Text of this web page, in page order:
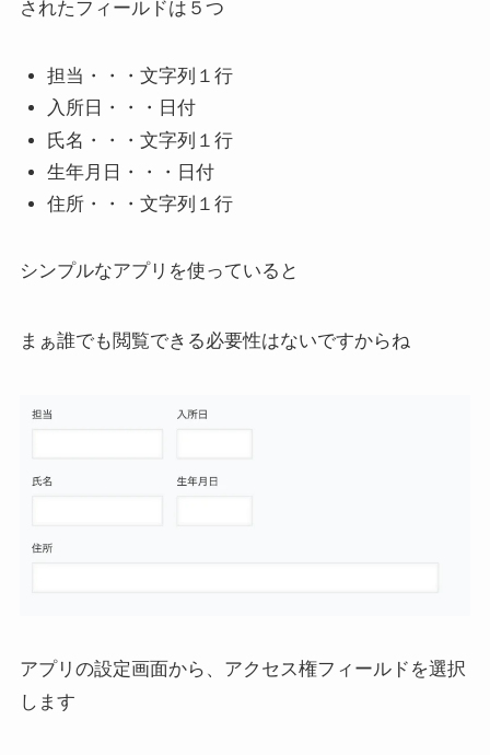
されたフィールドは５つ
担当・・・文字列１行
入所日・・・日付
氏名・・・文字列１行
生年月日・・・日付
住所・・・文字列１行
シンプルなアプリを使っていると
まぁ誰でも閲覧できる必要性はないですからね
アプリの設定画面から、アクセス権フィールドを選択
します